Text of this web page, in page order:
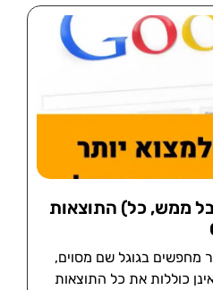
ממש, כל) התוצאות
מחפשים בגוגל שם מסוים,
כוללות את כל התוצאות